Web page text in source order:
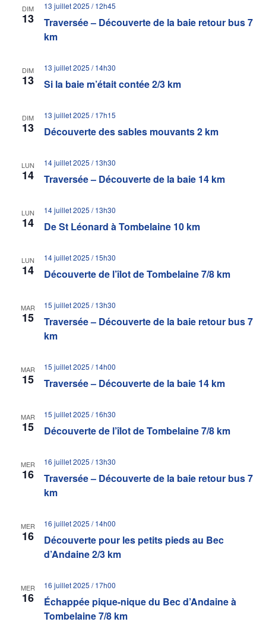
DIM
13
Traversée – Découverte de la baie retour bus 7
km
13 juillet 2025 / 12h45
DIM
13 Si la baie m’était contée 2/3 km
13 juillet 2025 / 14h30
DIM
13 Découverte des sables mouvants 2 km
13 juillet 2025 / 17h15
LUN
14 Traversée – Découverte de la baie 14 km
14 juillet 2025 / 13h30
LUN
14 De St Léonard à Tombelaine 10 km
14 juillet 2025 / 13h30
LUN
14 Découverte de l’îlot de Tombelaine 7/8 km
14 juillet 2025 / 15h30
MAR
15
Traversée – Découverte de la baie retour bus 7
km
15 juillet 2025 / 13h30
MAR
15 Traversée – Découverte de la baie 14 km
15 juillet 2025 / 14h00
MAR
15 Découverte de l’îlot de Tombelaine 7/8 km
15 juillet 2025 / 16h30
MER
16
Traversée – Découverte de la baie retour bus 7
km
16 juillet 2025 / 13h30
MER
16
Découverte pour les petits pieds au Bec
d’Andaine 2/3 km
16 juillet 2025 / 14h00
MER
16
Échappée pique-nique du Bec d’Andaine à
Tombelaine 7/8 km
16 juillet 2025 / 17h00